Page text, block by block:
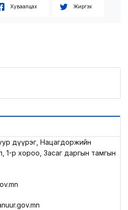
Хуваалцах Жиргэх
дүүрэг, Нацагдоржийн
1-р хороо, Засаг даргын тамгын